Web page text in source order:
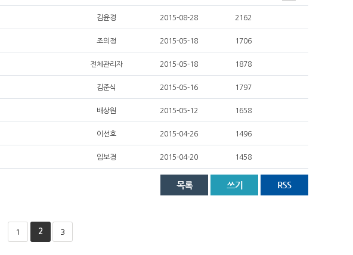
김윤경 2015-08-28 2162
조의정 2015-05-18 1706
전체관리자 2015-05-18 1878
김준식 2015-05-16 1797
배상원 2015-05-12 1658
이선호 2015-04-26 1496
임보경 2015-04-20 1458
1 2 3